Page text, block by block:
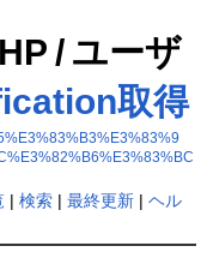
/ ユーザ
取得
| 検索| 最終更新| ヘル